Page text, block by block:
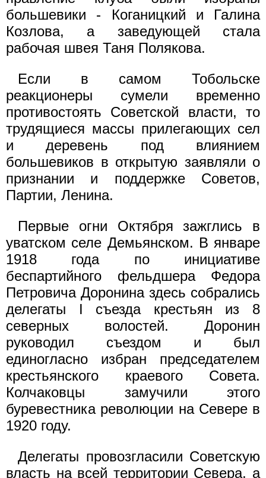
большевики - Коганицкий и Галина
Козлова, а заведующей стала
рабочая швея Таня Полякова.
Если в самом Тобольске
реакционеры сумели временно
противостоять Советской власти, то
трудящиеся массы прилегающих сел
и деревень под влиянием
большевиков в открытую заявляли о
признании и поддержке Советов,
Партии, Ленина.
Первые огни Октября зажглись в
уватском селе Демьянском. В январе
1918 года по инициативе
беспартийного фельдшера Федора
Петровича Доронина здесь собрались
делегаты I съезда крестьян из 8
северных волостей. Доронин
руководил съездом и был
единогласно избран председателем
крестьянского краевого Совета.
Колчаковцы замучили этого
буревестника революции на Севере в
1920 году.
Делегаты провозгласили Советскую
власть на всей территории Севера, а